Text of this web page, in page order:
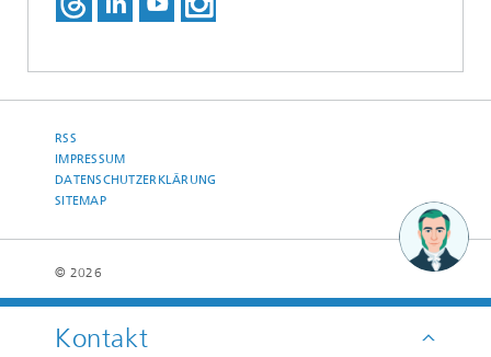
Kontakt
RSS
IMPRESSUM
DATENSCHUTZERKLÄRUNG
SITEMAP
© 2026